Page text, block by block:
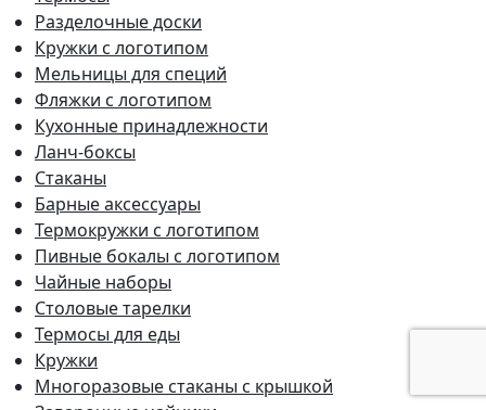
Разделочные доски
Кружки с логотипом
Мельницы для специй
Фляжки с логотипом
Кухонные принадлежности
Ланч-боксы
Стаканы
Барные аксессуары
Термокружки с логотипом
Пивные бокалы с логотипом
Чайные наборы
Столовые тарелки
Термосы для еды
Кружки
Многоразовые стаканы с крышкой